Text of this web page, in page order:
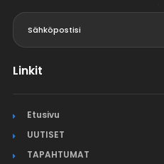
Linkit
Etusivu
UUTISET
TAPAHTUMAT